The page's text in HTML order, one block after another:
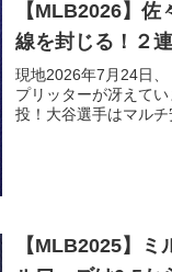
【MLB2026】
線を封じる！２
現地2026年7月24日
プリッターが冴えて
投！大谷選手はマルチ
【MLB2025】